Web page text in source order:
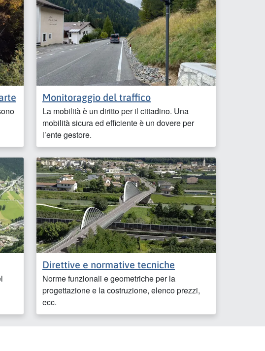
Monitoraggio del traffico
La mobilità è un diritto per il cittadino. Una
mobilità sicura ed efficiente è un dovere per
l’ente gestore.
Direttive e normative tecniche
Norme funzionali e geometriche per la
progettazione e la costruzione, elenco prezzi,
ecc.